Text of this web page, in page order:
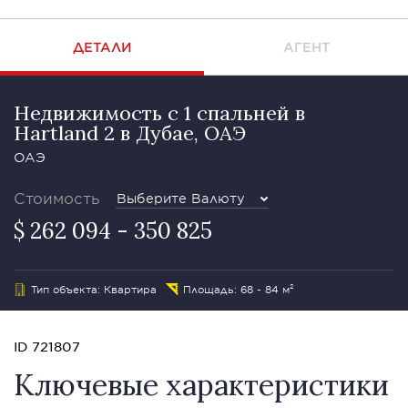
ДЕТАЛИ АГЕНТ
Недвижимость с 1 спальней в
Hartland 2 в Дубае, ОАЭ
ОАЭ
Стоимость Выберите Валюту
$ 262 094 - 350 825
Тип объекта: Квартира Площадь: 68 - 84 м²
ID 721807
Ключевые характеристики